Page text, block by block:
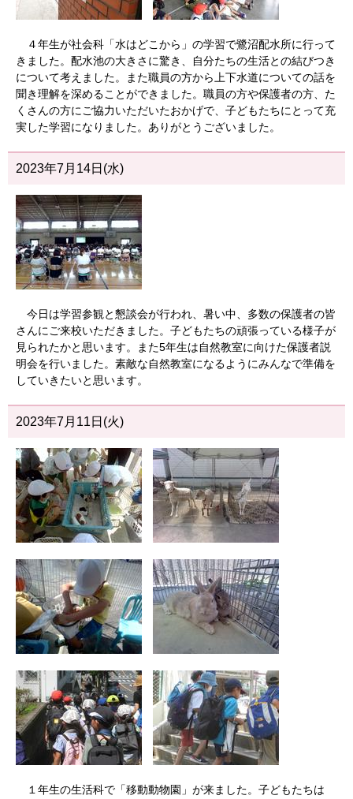
４年生が社会科「水はどこから」の学習で鷺沼配水所に行って
きました。配水池の大きさに驚き、自分たちの生活との結びつき
について考えました。また職員の方から上下水道についての話を
聞き理解を深めることができました。職員の方や保護者の方、た
くさんの方にご協力いただいたおかげで、子どもたちにとって充
実した学習になりました。ありがとうございました。
2023年7月14日(水)
今日は学習参観と懇談会が行われ、暑い中、多数の保護者の皆
さんにご来校いただきました。子どもたちの頑張っている様子が
見られたかと思います。また5年生は自然教室に向けた保護者説
明会を行いました。素敵な自然教室になるようにみんなで準備を
していきたいと思います。
2023年7月11日(火)
１年生の生活科で「移動動物園」が来ました。子どもたちは